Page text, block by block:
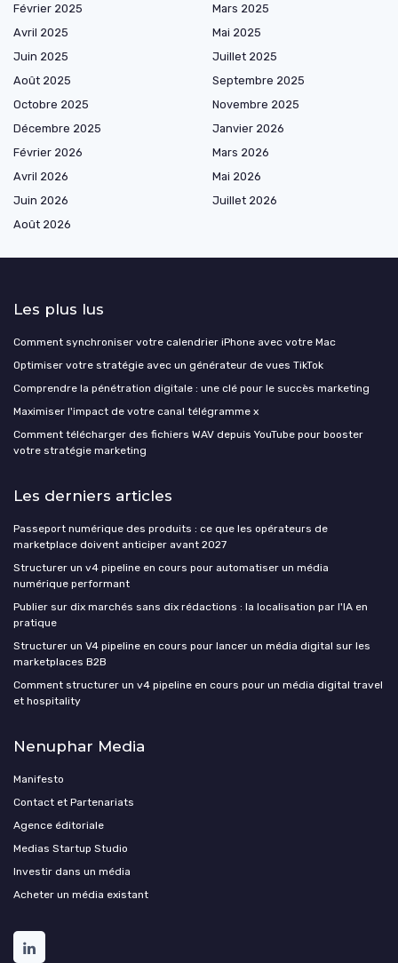
Février 2025
Mars 2025
Avril 2025
Mai 2025
Juin 2025
Juillet 2025
Août 2025
Septembre 2025
Octobre 2025
Novembre 2025
Décembre 2025
Janvier 2026
Février 2026
Mars 2026
Avril 2026
Mai 2026
Juin 2026
Juillet 2026
Août 2026
Les plus lus
Comment synchroniser votre calendrier iPhone avec votre Mac
Optimiser votre stratégie avec un générateur de vues TikTok
Comprendre la pénétration digitale : une clé pour le succès marketing
Maximiser l'impact de votre canal télégramme x
Comment télécharger des fichiers WAV depuis YouTube pour booster
votre stratégie marketing
Les derniers articles
Passeport numérique des produits : ce que les opérateurs de
marketplace doivent anticiper avant 2027
Structurer un v4 pipeline en cours pour automatiser un média
numérique performant
Publier sur dix marchés sans dix rédactions : la localisation par l'IA en
pratique
Structurer un V4 pipeline en cours pour lancer un média digital sur les
marketplaces B2B
Comment structurer un v4 pipeline en cours pour un média digital travel
et hospitality
Nenuphar Media
Manifesto
Contact et Partenariats
Agence éditoriale
Medias Startup Studio
Investir dans un média
Acheter un média existant